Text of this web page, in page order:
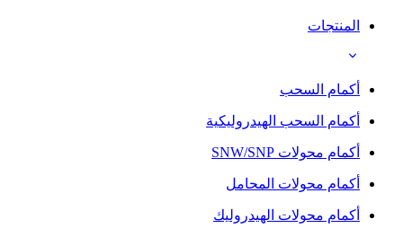
المنتجات
أكمام السحب
أكمام السحب الهيدروليكية
أكمام محولات SNW/SNP
أكمام محولات المحامل
أكمام محولات الهيدروليك